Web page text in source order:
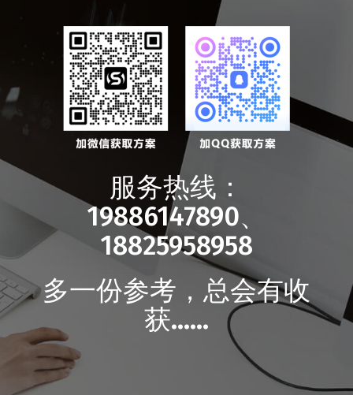
服务热线：
19886147890、
18825958958
多一份参考，总会有收
获……